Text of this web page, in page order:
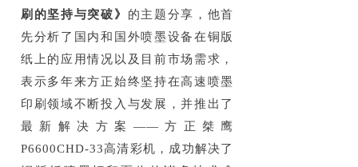
刷的坚持与突破》 的主题分享，他首
先分析了国内和国外喷墨设备在铜版
纸上的应用情况以及目前市场需求，
表示多年来方正始终坚持在高速喷墨
印刷领域不断投入与发展，并推出了
最新解决方案——方正桀鹰
P6600CHD-33高清彩机，成功解决了